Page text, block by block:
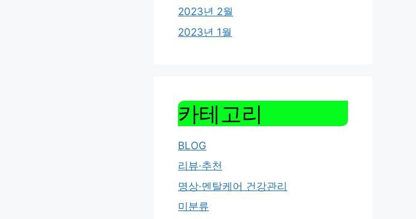
2023년 2월
2023년 1월
카테고리
BLOG
리뷰·추천
명상·멘탈케어 건강관리
미분류